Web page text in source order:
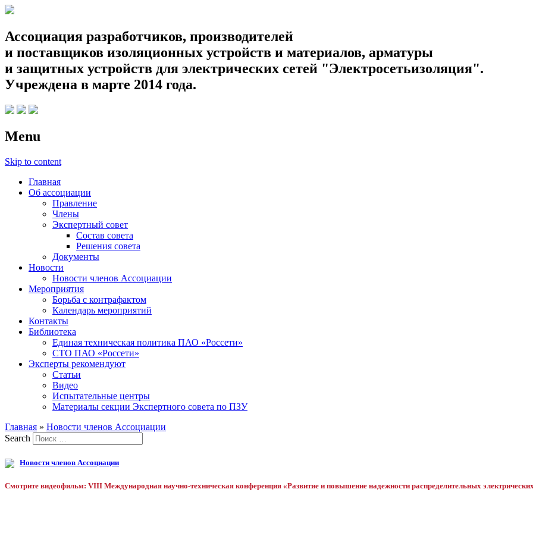
Ассоциация разработчиков, производителей
и поставщиков изоляционных устройств и материалов, арматуры
и защитных устройств для электрических сетей "Электросетьизоляция".
Учреждена в марте 2014 года.
Menu
Skip to content
Главная
Об ассоциации
Правление
Члены
Экспертный совет
Состав совета
Решения совета
Документы
Новости
Новости членов Ассоциации
Мероприятия
Борьба с контрафактом
Календарь мероприятий
Контакты
Библиотека
Единая техническая политика ПАО «Россети»
СТО ПАО «Россети»
Эксперты рекомендуют
Статьи
Видео
Испытательные центры
Материалы секции Экспертного совета по ПЗУ
Главная » Новости членов Ассоциации
Search
Новости членов Ассоциации
Смотрите видеофильм: VIII Международная научно-техническая конференция «Развитие и повышение надежности распределительных электрических